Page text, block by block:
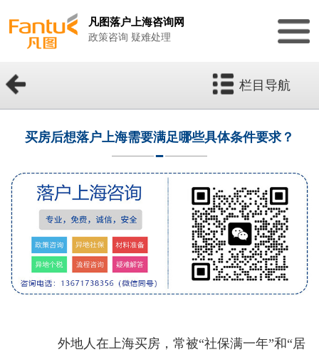
凡图落户上海咨询网
政策咨询 疑难处理
栏目导航
买房后想落户上海需要满足哪些具体条件要求？
外地人在上海买房，常被“社保满一年”和“居